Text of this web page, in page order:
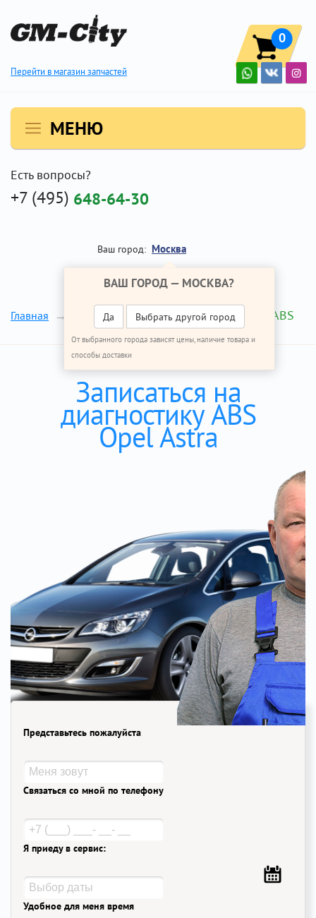
Перейти в магазин запчастей
0
МЕНЮ
Есть вопросы?
+7 (495) 648-64-30
Ваш город: Москва
ВАШ ГОРОД — МОСКВА?
Да Выбрать другой город
От выбранного города зависят цены, наличие товара и
способы доставки
Главная Ремонт Опель Астра Диагностика ABS
Записаться на
диагностику ABS
Opel Astra
Представьтесь пожалуйста
Связаться со мной по телефону
Я приеду в сервис:
Удобное для меня время